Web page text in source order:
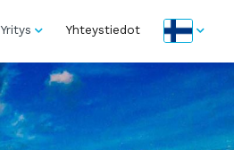
Yritys Yhteystiedot